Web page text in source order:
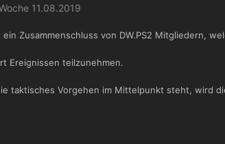
11.08.2019
ein Zusammenschluss von DW.PS2 Mitgliedern,
Ereignissen teilzunehmen.
taktisches Vorgehen im Mittelpunkt steht, wird